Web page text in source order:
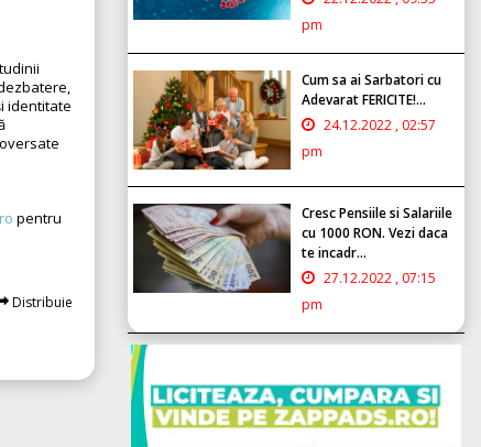
identitate
pentru
Distribuie
pm
Cum sa ai Sarbatori cu
Adevarat FERICITE!...
24.12.2022 , 02:57
pm
Cresc Pensiile si Salariile
cu 1000 RON. Vezi daca
te incadr...
27.12.2022 , 07:15
pm